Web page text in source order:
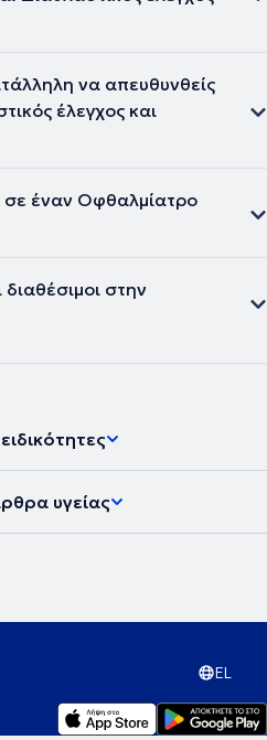
να απευθυνθείς
έλεγχος και
σε έναν Οφθαλμίατρο
στην
υγείας
EL